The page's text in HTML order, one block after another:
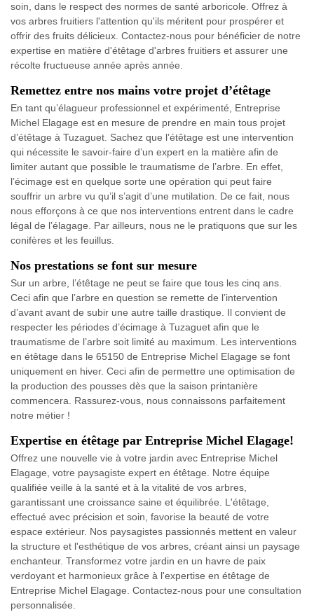
soin, dans le respect des normes de santé arboricole. Offrez à
vos arbres fruitiers l'attention qu'ils méritent pour prospérer et
offrir des fruits délicieux. Contactez-nous pour bénéficier de notre
expertise en matière d'étêtage d'arbres fruitiers et assurer une
récolte fructueuse année après année.
Remettez entre nos mains votre projet d’étêtage
En tant qu’élagueur professionnel et expérimenté, Entreprise
Michel Elagage est en mesure de prendre en main tous projet
d’étêtage à Tuzaguet. Sachez que l’étêtage est une intervention
qui nécessite le savoir-faire d’un expert en la matière afin de
limiter autant que possible le traumatisme de l’arbre. En effet,
l’écimage est en quelque sorte une opération qui peut faire
souffrir un arbre vu qu’il s’agit d’une mutilation. De ce fait, nous
nous efforçons à ce que nos interventions entrent dans le cadre
légal de l’élagage. Par ailleurs, nous ne le pratiquons que sur les
conifères et les feuillus.
Nos prestations se font sur mesure
Sur un arbre, l’étêtage ne peut se faire que tous les cinq ans.
Ceci afin que l’arbre en question se remette de l’intervention
d’avant avant de subir une autre taille drastique. Il convient de
respecter les périodes d’écimage à Tuzaguet afin que le
traumatisme de l’arbre soit limité au maximum. Les interventions
en étêtage dans le 65150 de Entreprise Michel Elagage se font
uniquement en hiver. Ceci afin de permettre une optimisation de
la production des pousses dès que la saison printanière
commencera. Rassurez-vous, nous connaissons parfaitement
notre métier !
Expertise en étêtage par Entreprise Michel Elagage!
Offrez une nouvelle vie à votre jardin avec Entreprise Michel
Elagage, votre paysagiste expert en étêtage. Notre équipe
qualifiée veille à la santé et à la vitalité de vos arbres,
garantissant une croissance saine et équilibrée. L'étêtage,
effectué avec précision et soin, favorise la beauté de votre
espace extérieur. Nos paysagistes passionnés mettent en valeur
la structure et l'esthétique de vos arbres, créant ainsi un paysage
enchanteur. Transformez votre jardin en un havre de paix
verdoyant et harmonieux grâce à l'expertise en étêtage de
Entreprise Michel Elagage. Contactez-nous pour une consultation
personnalisée.